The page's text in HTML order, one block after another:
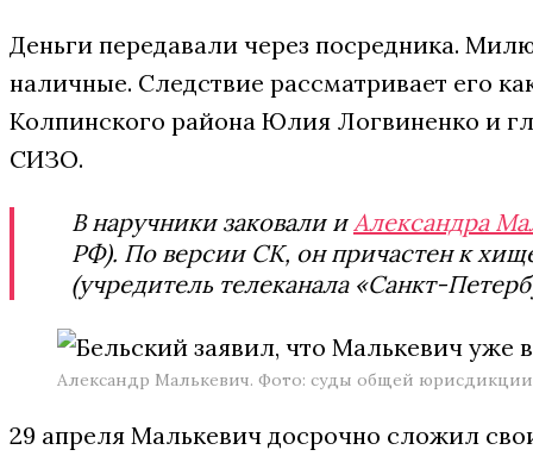
Деньги передавали через посредника.
наличные. Следствие рассматривает его
Колпинского района Юлия Логвиненко и
СИЗО.
В наручники заковали и Александра
РФ). По версии СК, он причастен к
(учредитель телеканала «Санкт-
Александр Малькевич. Фото: суды общей
29 апреля Малькевич досрочно сложил